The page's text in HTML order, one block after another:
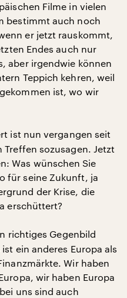
Filme in vielen
bestimmt auch noch
er jetzt rauskommt,
Endes auch nur
aber irgendwie können
Teppich kehren, weil
ist, wo wir
ist nun vergangen seit
sozusagen. Jetzt
Was wünschen Sie
für seine Zukunft, ja
der Krise, die
erschüttert?
richtiges Gegenbild
ein anderes Europa als
Wir haben
wir haben Europa
uns sind auch